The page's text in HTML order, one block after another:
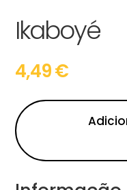
Ikaboyé
4,49€